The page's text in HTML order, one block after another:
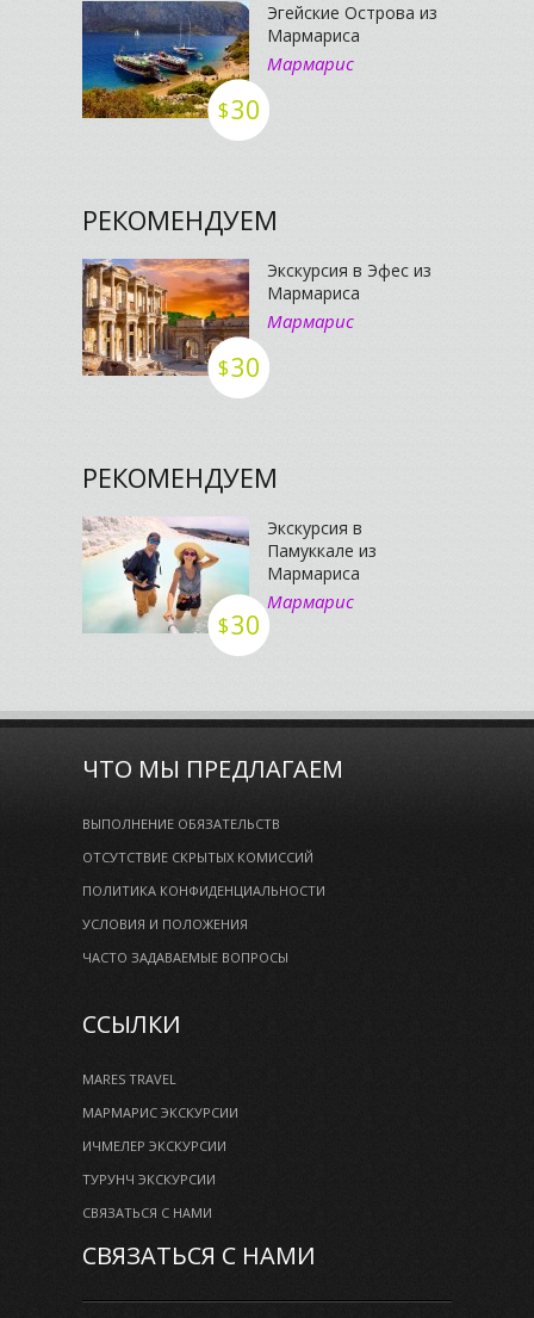
$30
Эгейские Острова из
Мармариса
Мармарис
РЕКОМЕНДУЕМ
$30
Экскурсия в Эфес из
Мармариса
Мармарис
РЕКОМЕНДУЕМ
$30
Экскурсия в
Памуккале из
Мармариса
Мармарис
ЧТО МЫ ПРЕДЛАГАЕМ
ВЫПОЛНЕНИЕ ОБЯЗАТЕЛЬСТВ
ОТСУТСТВИЕ СКРЫТЫХ КОМИССИЙ
ПОЛИТИКА КОНФИДЕНЦИАЛЬНОСТИ
УСЛОВИЯ И ПОЛОЖЕНИЯ
ЧАСТО ЗАДАВАЕМЫЕ ВОПРОСЫ
ССЫЛКИ
MARES TRAVEL
МАРМАРИС ЭКСКУРСИИ
ИЧМЕЛЕР ЭКСКУРСИИ
ТУРУНЧ ЭКСКУРСИИ
СВЯЗАТЬСЯ С НАМИ
СВЯЗАТЬСЯ С НАМИ